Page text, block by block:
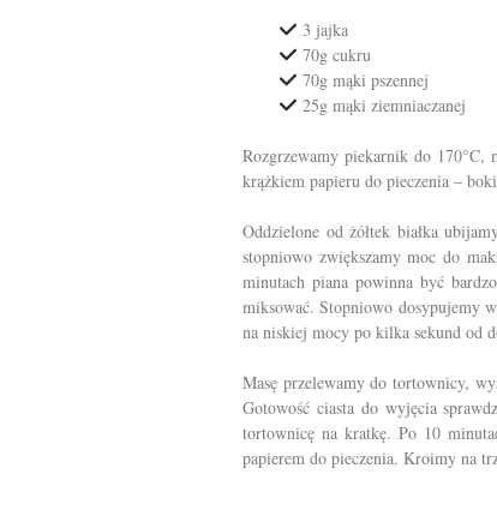
3 jajka
70g cukru
70g mąki pszennej
25g mąki ziemniaczanej
Rozgrzewamy piekarnik do 170°C,
krążkiem papieru do pieczenia –
Oddzielone od żółtek białka
stopniowo zwiększamy moc do
minutach piana powinna być
miksować. Stopniowo dosypujemy
na niskiej mocy po kilka sekund od
Masę przelewamy do tortownicy,
Gotowość ciasta do wyjęcia
tortownicę na kratkę. Po 10
papierem do pieczenia. Kroimy na